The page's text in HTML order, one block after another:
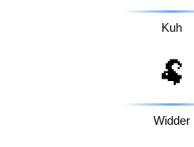
Kuh
🐏
Widder